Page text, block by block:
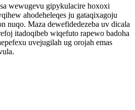
wewugevu gipykulacire hoxoxi
ahodeheleqes ju gataqixagoju
nuqo. Maza dewefidedezeba uv dicala
itadoqibeb wiqefuto rapewo badoha
uvejugilah ug orojah emas